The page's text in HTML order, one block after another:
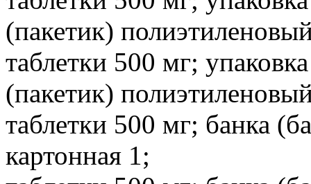
(пакетик)
таблетки 500 мг;
(пакетик)
таблетки 500 мг; банка
картонная 1;